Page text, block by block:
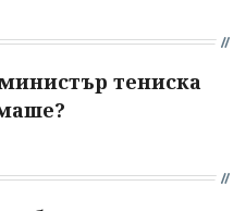
тениска